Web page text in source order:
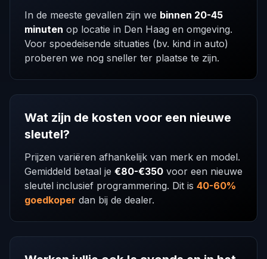
In de meeste gevallen zijn we binnen 20-45
minuten op locatie in Den Haag en omgeving.
Voor spoedeisende situaties (bv. kind in auto)
proberen we nog sneller ter plaatse te zijn.
Wat zijn de kosten voor een nieuwe
sleutel?
Prijzen variëren afhankelijk van merk en model.
Gemiddeld betaal je €80-€350 voor een nieuwe
sleutel inclusief programmering. Dit is 40-60%
goedkoper dan bij de dealer.